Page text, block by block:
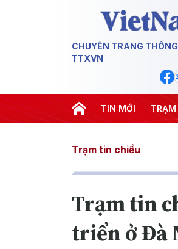
CHUYÊN TRANG
TTXVN
TIN MỚI
#Chống khai thác IUU
Trạm tin chiều
Trạm tin
triển ở Đà